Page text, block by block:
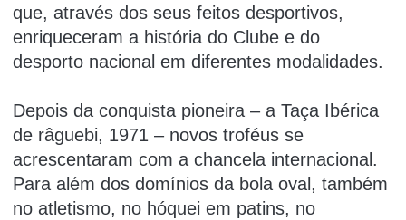
que, através dos seus feitos desportivos,
enriqueceram a história do Clube e do
desporto nacional em diferentes modalidades.
Depois da conquista pioneira – a Taça Ibérica
de râguebi, 1971 – novos troféus se
acrescentaram com a chancela internacional.
Para além dos domínios da bola oval, também
no atletismo, no hóquei em patins, no